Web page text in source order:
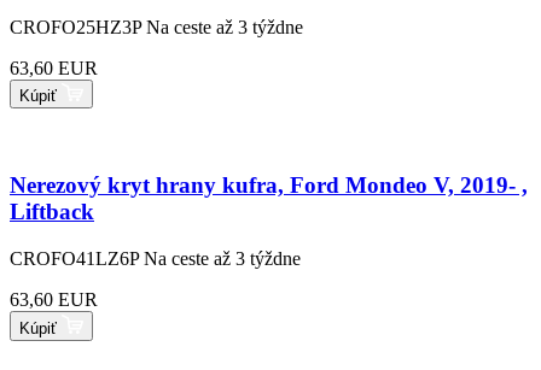
CROFO25HZ3P Na ceste až 3 týždne
63,60 EUR
Kúpiť
Nerezový kryt hrany kufra, Ford Mondeo V, 2019- ,
Liftback
CROFO41LZ6P Na ceste až 3 týždne
63,60 EUR
Kúpiť